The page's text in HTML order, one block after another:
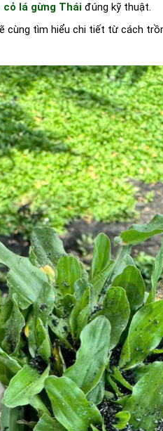
lá gừng Tháiđúng kỹ thuật.
cùng tìm hiểu chi tiết từ cách